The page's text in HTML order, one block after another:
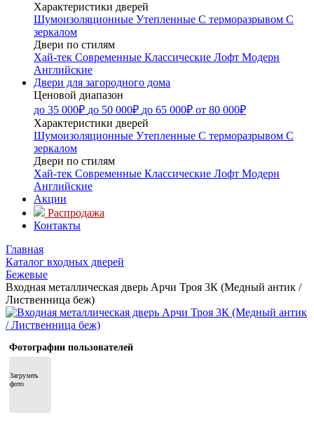
Характеристики дверей
Шумоизоляционные Утепленные С терморазрывом С
зеркалом
Двери по стилям
Хай-тек Современные Классические Лофт Модерн
Английские
Двери для загородного дома
Ценовой диапазон
до 35 000₽ до 50 000₽ до 65 000₽ от 80 000₽
Характеристики дверей
Шумоизоляционные Утепленные С терморазрывом С
зеркалом
Двери по стилям
Хай-тек Современные Классические Лофт Модерн
Английские
Акции
Распродажа
Контакты
Главная
Каталог входных дверей
Бежевые
Входная металлическая дверь Арчи Троя 3К (Медный антик /
Лиственница беж)
Фотографии пользователей
Загрузить
фото